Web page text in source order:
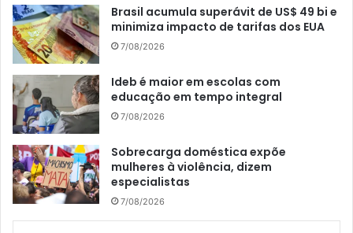
Brasil acumula superávit de US$ 49 bi e
minimiza impacto de tarifas dos EUA
7/08/2026
Ideb é maior em escolas com
educação em tempo integral
7/08/2026
Sobrecarga doméstica expõe
mulheres à violência, dizem
especialistas
7/08/2026